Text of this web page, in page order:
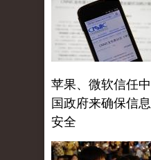
苹果、微软信任中
国政府来确保信息
安全